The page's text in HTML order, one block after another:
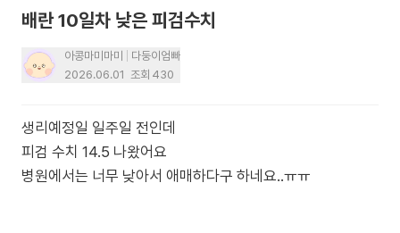
배란 10일차 낮은 피검수치
아콩마미마미
다둥이엄빠
2026.06.01 조회 430
생리예정일 일주일 전인데
피검 수치 14.5 나왔어요
병원에서는 너무 낮아서 애매하다구 하네요..ㅠㅠ